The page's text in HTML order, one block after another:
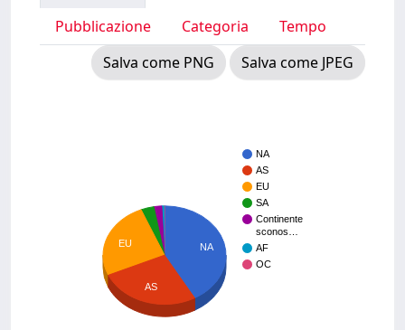
Pubblicazione
Categoria
Tempo
Salva come PNG
Salva come JPEG
NA
AS
EU
SA
Continente
sconos…
AF
OC
NA
EU
AS